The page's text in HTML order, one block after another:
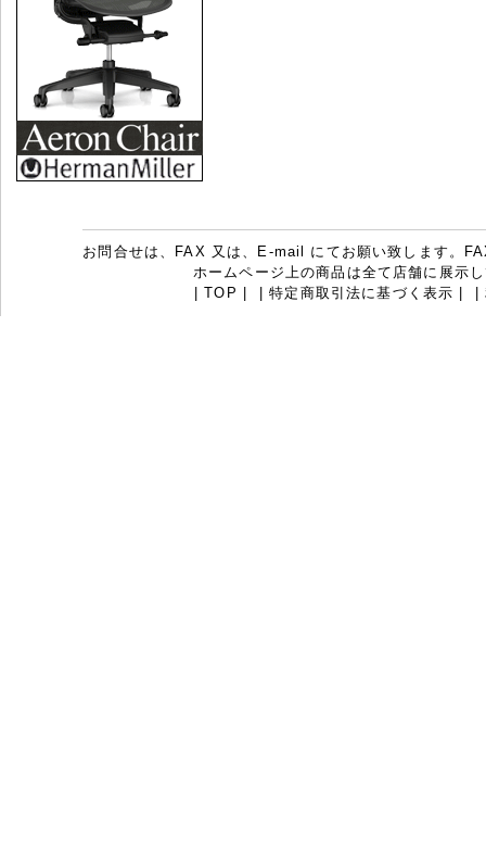
お問合せは、FAX 又は、E-mail にてお願い致します。
ホームページ上の商品は全て店舗に展示
|TOP |特定商取引法に基づく表示 |